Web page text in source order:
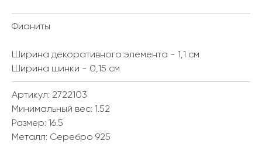
Фианиты
Ширина декоративного элемента - 1,1 см
Ширина шинки - 0,15 см
Артикул: 2722103
Минимальный вес: 1.52
Размер: 16.5
Металл: Серебро 925